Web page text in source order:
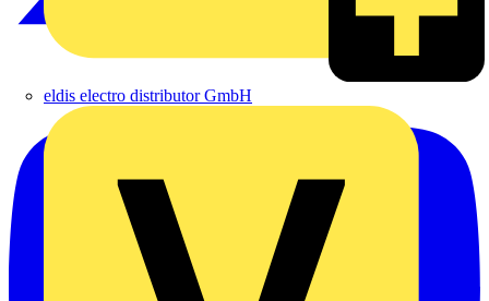
eldis electro distributor GmbH